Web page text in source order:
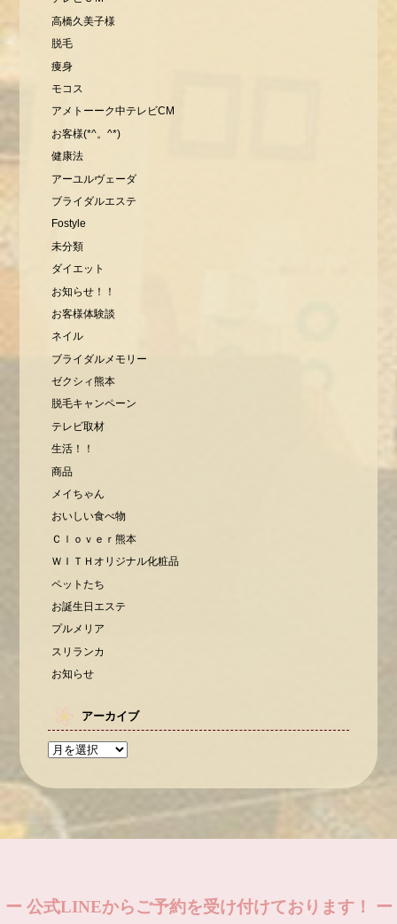
高橋久美子様
脱毛
痩身
モコス
アメトーーク中テレビCM
お客様(*^。^*)
健康法
アーユルヴェーダ
ブライダルエステ
Fostyle
未分類
ダイエット
お知らせ！！
お客様体験談
ネイル
ブライダルメモリー
ゼクシィ熊本
脱毛キャンペーン
テレビ取材
生活！！
商品
メイちゃん
おいしい食べ物
Ｃｌｏｖｅｒ熊本
ＷＩＴＨオリジナル化粧品
ペットたち
お誕生日エステ
プルメリア
スリランカ
お知らせ
アーカイブ
ー 公式LINEからご予約を受け付けております！ ー